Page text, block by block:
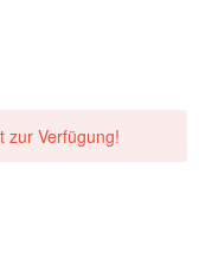
zur Verfügung!